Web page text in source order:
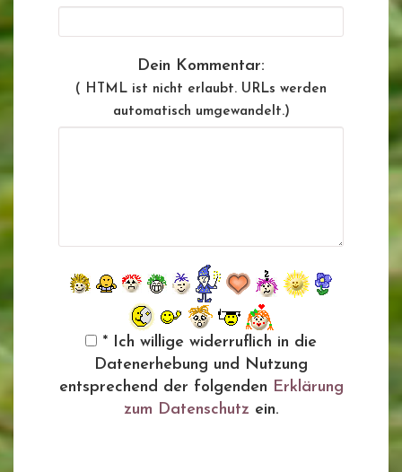
Dein Kommentar:
( HTML ist nicht erlaubt. URLs werden
automatisch umgewandelt.)
* Ich willige widerruflich in die
Datenerhebung und Nutzung
entsprechend der folgenden Erklärung
zum Datenschutz ein.